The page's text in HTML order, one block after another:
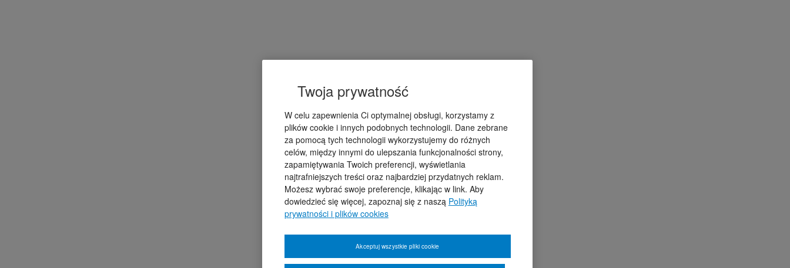
Twoja prywatność
W celu zapewnienia Ci optymalnej obsługi, korzystamy z
plików cookie i innych podobnych technologii. Dane zebrane
za pomocą tych technologii wykorzystujemy do różnych
celów, między innymi do ulepszania funkcjonalności strony,
zapamiętywania Twoich preferencji, wyświetlania
najtrafniejszych treści oraz najbardziej przydatnych reklam.
Możesz wybrać swoje preferencje, klikając w link. Aby
dowiedzieć się więcej, zapoznaj się z naszą Polityką
prywatności i plików cookies
Akceptuj wszystkie pliki cookie